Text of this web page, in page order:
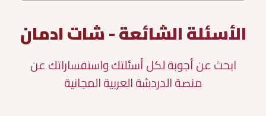
الأسئلة الشائعة - شات ادمان
ابحث عن أجوبة لكل أسئلتك واستفساراتك عن
منصة الدردشة العربية المجانية